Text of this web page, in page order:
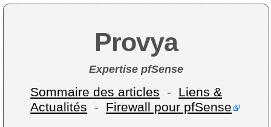
Provya
Expertise pfSense
Sommaire des articles - Liens &
Actualités - Firewall pour pfSense